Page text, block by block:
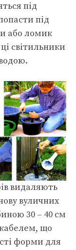
під
під
або ломик
світильники
видаляють
вуличних
30 – 40 см
що
форми для